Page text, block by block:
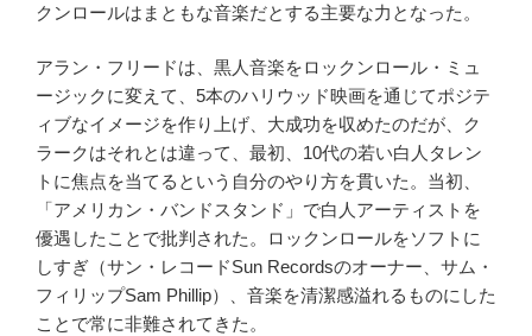
クンロールはまともな音楽だとする主要な力となった。
アラン・フリードは、黒人音楽をロックンロール・ミュ
ージックに変えて、5本のハリウッド映画を通じてポジテ
ィブなイメージを作り上げ、大成功を収めたのだが、ク
ラークはそれとは違って、最初、10代の若い白人タレン
トに焦点を当てるという自分のやり方を貫いた。当初、
「アメリカン・バンドスタンド」で白人アーティストを
優遇したことで批判された。ロックンロールをソフトに
しすぎ（サン・レコードSun Recordsのオーナー、サム・
フィリップSam Phillip）、音楽を清潔感溢れるものにした
ことで常に非難されてきた。